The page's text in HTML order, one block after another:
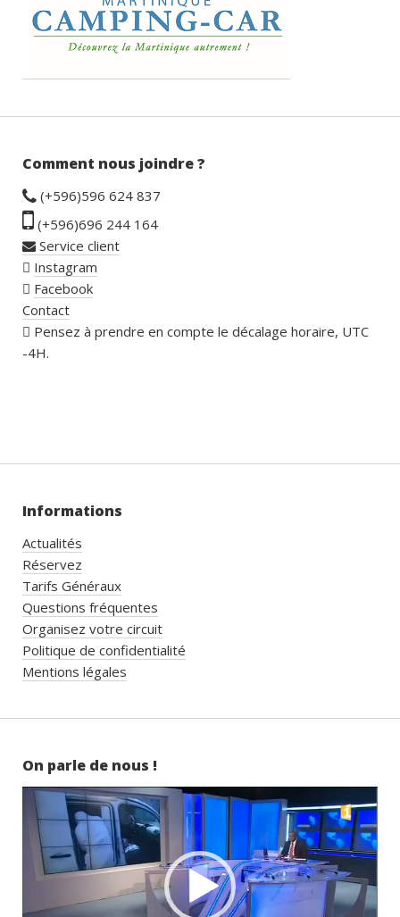
Comment nous joindre ?
(+596)596 624 837
(+596)696 244 164
Service client
Instagram
Facebook
Contact
Pensez à prendre en compte le décalage horaire, UTC
-4H.
Informations
Actualités
Réservez
Tarifs Généraux
Questions fréquentes
Organisez votre circuit
Politique de confidentialité
Mentions légales
On parle de nous !
Lecteur
vidéo